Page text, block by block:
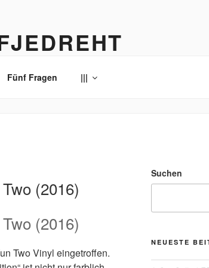
Fünf Fragen |||
(2016)
(2016)
Two Vinyl eingetroffen.
Suchen
NEUESTE